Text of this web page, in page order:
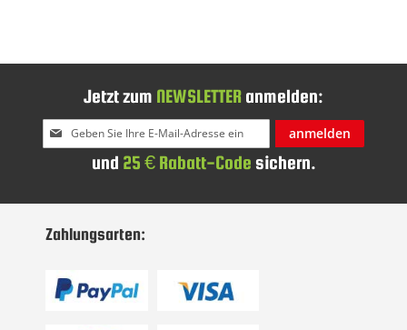
Jetzt zum NEWSLETTER anmelden:
Melden
Sie
an:
anmelden
und 25 € Rabatt-Code sichern.
Zahlungsarten: